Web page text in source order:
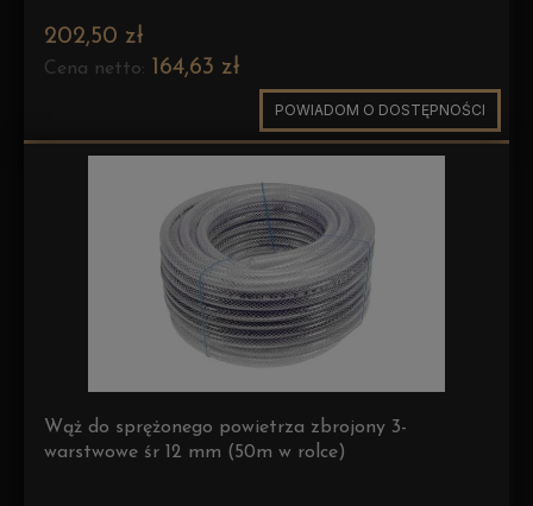
202,50 zł
Cena netto: 164,63 zł
POWIADOM O DOSTĘPNOŚCI
Wąż do sprężonego powietrza zbrojony 3-
warstwowe śr 12 mm (50m w rolce)